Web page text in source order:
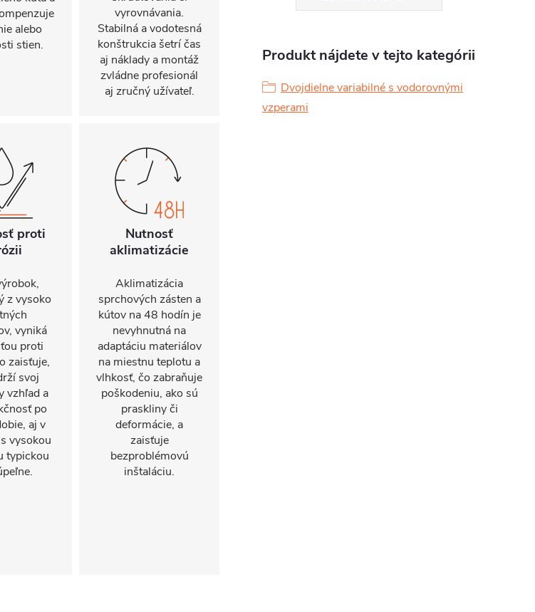
alebo
stien.
vyrovnávania.
Stabilná a vodotesná
konštrukcia šetrí čas
aj náklady a montáž
zvládne profesionál
aj zručný užívateľ.
proti
z vysoko
vyniká
proti
zaisťuje,
svoj
vzhľad a
po
aj v
vysokou
typickou
Nutnosť
aklimatizácie
Aklimatizácia
sprchových zásten a
kútov na 48 hodín je
nevyhnutná na
adaptáciu materiálov
na miestnu teplotu a
vlhkosť, čo zabraňuje
poškodeniu, ako sú
praskliny či
deformácie, a
zaisťuje
bezproblémovú
inštaláciu.
Produkt nájdete v tejto kategórii
Dvojdielne variabilné s vodorovnými
vzperami